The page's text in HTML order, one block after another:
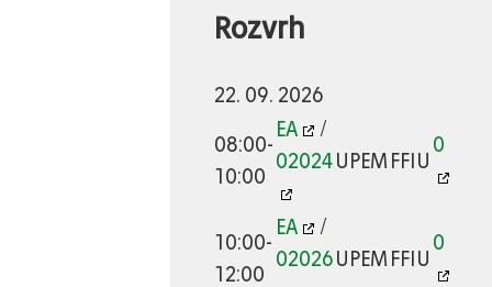
Rozvrh
22. 09. 2026
08:00-
10:00
EA
/
02024 UPEM FFIU
0
10:00-
12:00
EA
/
02026 UPEM FFIU
0